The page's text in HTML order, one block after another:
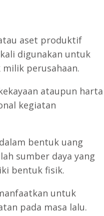
aset produktif
digunakan untuk
perusahaan.
ataupun harta
kegiatan
bentuk uang
sumber daya yang
bentuk fisik.
untuk
pada masa lalu.